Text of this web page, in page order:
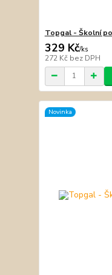
Topgal - Školní
329 Kč/ks
272 Kč bez DPH
Novinka